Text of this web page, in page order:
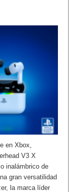
en Xbox,
V3 X
inalámbrico de
gran versatilidad
la marca líder